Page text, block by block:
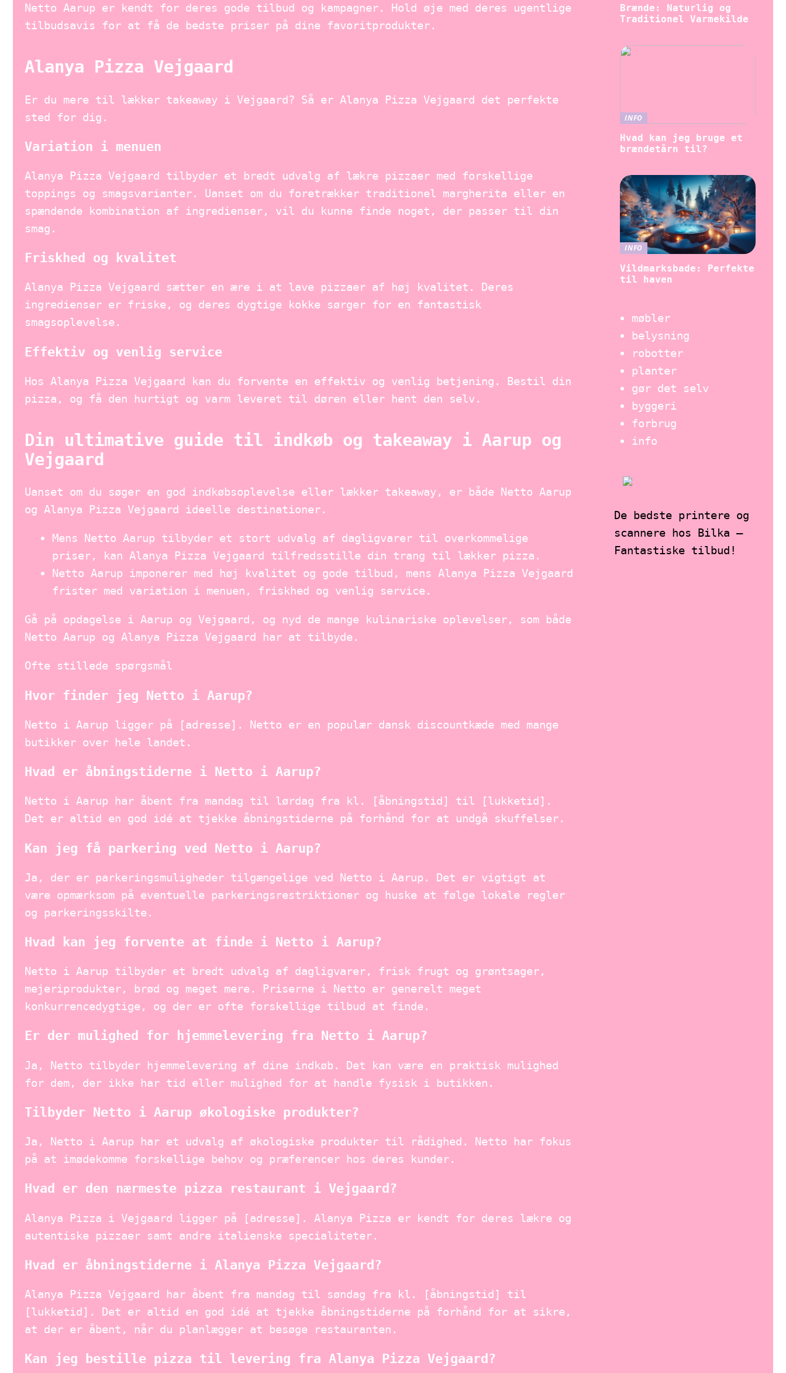
Netto Aarup er kendt for deres gode tilbud og kampagner. Hold øje med deres ugentlige
tilbudsavis for at få de bedste priser på dine favoritprodukter.
Alanya Pizza Vejgaard
Er du mere til lækker takeaway i Vejgaard? Så er Alanya Pizza Vejgaard det perfekte
sted for dig.
Variation i menuen
Alanya Pizza Vejgaard tilbyder et bredt udvalg af lækre pizzaer med forskellige
toppings og smagsvarianter. Uanset om du foretrækker traditionel margherita eller en
spændende kombination af ingredienser, vil du kunne finde noget, der passer til din
smag.
Friskhed og kvalitet
Alanya Pizza Vejgaard sætter en ære i at lave pizzaer af høj kvalitet. Deres
ingredienser er friske, og deres dygtige kokke sørger for en fantastisk
smagsoplevelse.
Effektiv og venlig service
Hos Alanya Pizza Vejgaard kan du forvente en effektiv og venlig betjening. Bestil din
pizza, og få den hurtigt og varm leveret til døren eller hent den selv.
Din ultimative guide til indkøb og takeaway i Aarup og
Vejgaard
Uanset om du søger en god indkøbsoplevelse eller lækker takeaway, er både Netto Aarup
og Alanya Pizza Vejgaard ideelle destinationer.
Mens Netto Aarup tilbyder et stort udvalg af dagligvarer til overkommelige
priser, kan Alanya Pizza Vejgaard tilfredsstille din trang til lækker pizza.
Netto Aarup imponerer med høj kvalitet og gode tilbud, mens Alanya Pizza Vejgaard
frister med variation i menuen, friskhed og venlig service.
Gå på opdagelse i Aarup og Vejgaard, og nyd de mange kulinariske oplevelser, som både
Netto Aarup og Alanya Pizza Vejgaard har at tilbyde.
Ofte stillede spørgsmål
Hvor finder jeg Netto i Aarup?
Netto i Aarup ligger på [adresse]. Netto er en populær dansk discountkæde med mange
butikker over hele landet.
Hvad er åbningstiderne i Netto i Aarup?
Netto i Aarup har åbent fra mandag til lørdag fra kl. [åbningstid] til [lukketid].
Det er altid en god idé at tjekke åbningstiderne på forhånd for at undgå skuffelser.
Kan jeg få parkering ved Netto i Aarup?
Ja, der er parkeringsmuligheder tilgængelige ved Netto i Aarup. Det er vigtigt at
være opmærksom på eventuelle parkeringsrestriktioner og huske at følge lokale regler
og parkeringsskilte.
Hvad kan jeg forvente at finde i Netto i Aarup?
Netto i Aarup tilbyder et bredt udvalg af dagligvarer, frisk frugt og grøntsager,
mejeriprodukter, brød og meget mere. Priserne i Netto er generelt meget
konkurrencedygtige, og der er ofte forskellige tilbud at finde.
Er der mulighed for hjemmelevering fra Netto i Aarup?
Ja, Netto tilbyder hjemmelevering af dine indkøb. Det kan være en praktisk mulighed
for dem, der ikke har tid eller mulighed for at handle fysisk i butikken.
Tilbyder Netto i Aarup økologiske produkter?
Ja, Netto i Aarup har et udvalg af økologiske produkter til rådighed. Netto har fokus
på at imødekomme forskellige behov og præferencer hos deres kunder.
Hvad er den nærmeste pizza restaurant i Vejgaard?
Alanya Pizza i Vejgaard ligger på [adresse]. Alanya Pizza er kendt for deres lækre og
autentiske pizzaer samt andre italienske specialiteter.
Hvad er åbningstiderne i Alanya Pizza Vejgaard?
Alanya Pizza Vejgaard har åbent fra mandag til søndag fra kl. [åbningstid] til
[lukketid]. Det er altid en god idé at tjekke åbningstiderne på forhånd for at sikre,
at der er åbent, når du planlægger at besøge restauranten.
Kan jeg bestille pizza til levering fra Alanya Pizza Vejgaard?
Brænde: Naturlig og
Traditionel Varmekilde
INFO
Hvad kan jeg bruge et
brændetårn til?
INFO
Vildmarksbade: Perfekte
til haven
møbler
belysning
robotter
planter
gør det selv
byggeri
forbrug
info
De bedste printere og
scannere hos Bilka –
Fantastiske tilbud!